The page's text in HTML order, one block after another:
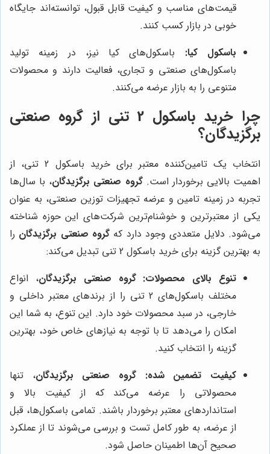
قیمت‌های مناسب و کیفیت قابل قبول، توانسته‌اند جایگاه
خوبی در بازار کسب کنند.
باسکول کیا: باسکول‌های کیا نیز، در زمینه تولید
باسکول‌های صنعتی و تجاری، فعالیت دارند و محصولات
متنوعی را به بازار عرضه می‌کنند.
چرا خرید باسکول 2 تنی از گروه صنعتی
برگزیدگان؟
انتخاب یک تامین‌کننده معتبر برای خرید باسکول 2 تنی، از
اهمیت بالایی برخوردار است.گروه صنعتی برگزیدگان، با سال‌ها
تجربه در زمینه تامین و عرضه تجهیزات توزین صنعتی، به عنوان
یکی از معتبرترین و خوشنام‌ترین شرکت‌های این حوزه شناخته
می‌شود. دلایل متعددی وجود دارد که گروه صنعتی برگزیدگان را
به بهترین گزینه برای خرید باسکول 2 تنی تبدیل می‌کند:
تنوع بالای محصولات: گروه صنعتی برگزیدگان، انواع
مختلف باسکول‌های 2 تنی را از برندهای معتبر داخلی و
خارجی، در سبد محصولات خود دارد. این تنوع، به شما این
امکان را می‌دهد تا با توجه به نیازهای خاص خود، بهترین
گزینه را انتخاب کنید.
کیفیت تضمین شده:
گروه صنعتی برگزیدگان، تنها
محصولاتی را عرضه می‌کند که از کیفیت بالا و
استانداردهای معتبر برخوردار باشند. تمامی باسکول‌ها، قبل
از عرضه، به طور کامل تست و بررسی می‌شوند تا از عملکرد
صحیح آن‌ها اطمینان حاصل شود.